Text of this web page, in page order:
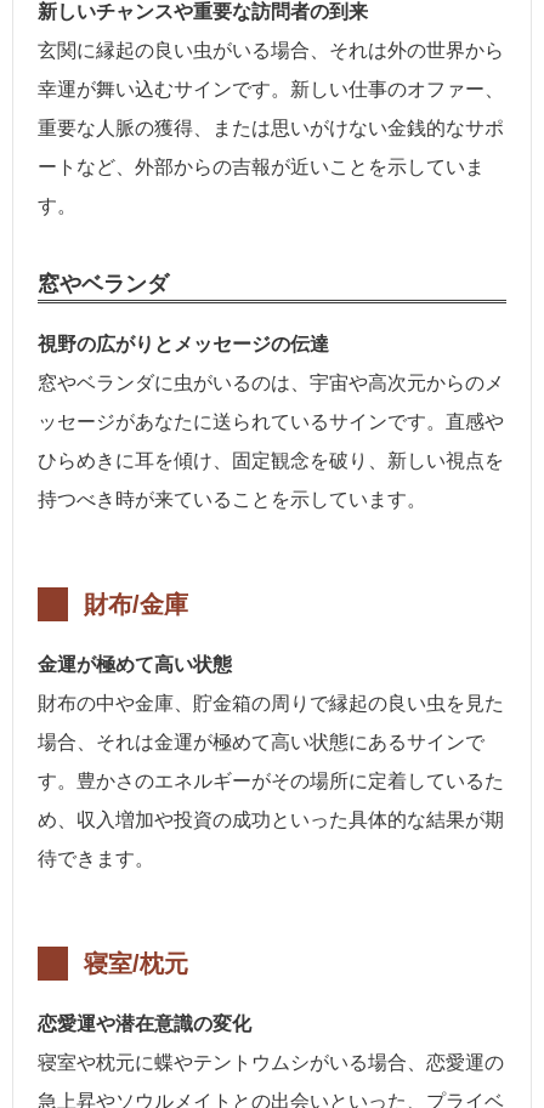
新しいチャンスや重要な訪問者の到来
玄関に縁起の良い虫がいる場合、それは外の世界から
幸運が舞い込むサインです。新しい仕事のオファー、
重要な人脈の獲得、または思いがけない金銭的なサポ
ートなど、外部からの吉報が近いことを示していま
す。
窓やベランダ
視野の広がりとメッセージの伝達
窓やベランダに虫がいるのは、宇宙や高次元からのメ
ッセージがあなたに送られているサインです。直感や
ひらめきに耳を傾け、固定観念を破り、新しい視点を
持つべき時が来ていることを示しています。
財布/金庫
金運が極めて高い状態
財布の中や金庫、貯金箱の周りで縁起の良い虫を見た
場合、それは金運が極めて高い状態にあるサインで
す。豊かさのエネルギーがその場所に定着しているた
め、収入増加や投資の成功といった具体的な結果が期
待できます。
寝室/枕元
恋愛運や潜在意識の変化
寝室や枕元に蝶やテントウムシがいる場合、恋愛運の
急上昇やソウルメイトとの出会いといった、プライベ